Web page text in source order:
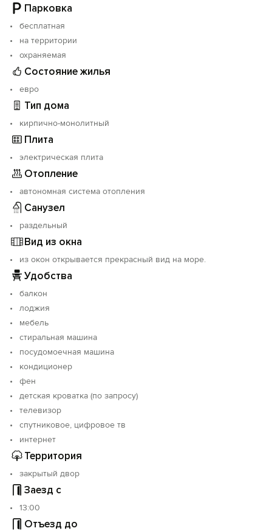
Парковка
бесплатная
на территории
охраняемая
Состояние жилья
евро
Тип дома
кирпично-монолитный
Плита
электрическая плита
Отопление
автономная система отопления
Санузел
раздельный
Вид из окна
из окон открывается прекрасный вид на море.
Удобства
балкон
лоджия
мебель
стиральная машина
посудомоечная машина
кондиционер
фен
детская кроватка (по запросу)
телевизор
спутниковое, цифровое тв
интернет
Территория
закрытый двор
Заезд с
13:00
Отъезд до